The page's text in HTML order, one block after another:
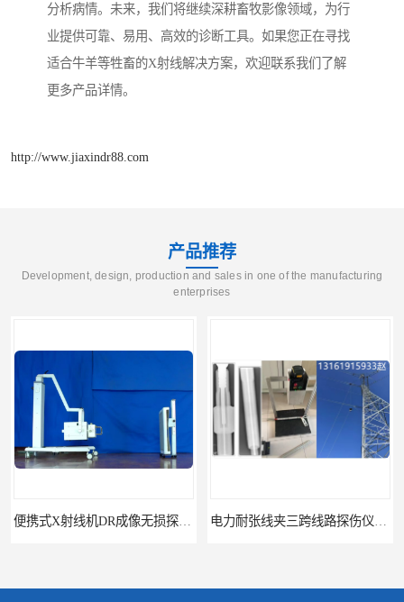
分析病情。未来，我们将继续深耕畜牧影像领域，为行
业提供可靠、易用、高效的诊断工具。如果您正在寻找
适合牛羊等牲畜的X射线解决方案，欢迎联系我们了解
更多产品详情。
http://www.jiaxindr88.com
产品推荐
Development, design, production and sales in one of the manufacturing
enterprises
便携式X射线机DR成像无损探伤检测系统 电力耐张线夹三跨线路探伤仪X射线机DR成像检测系统